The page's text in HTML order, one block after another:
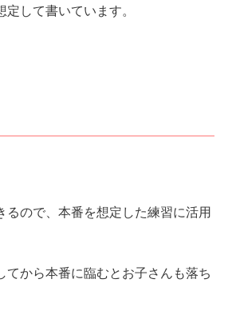
定して書いています。
ので、本番を想定した練習に活用
から本番に臨むとお子さんも落ち